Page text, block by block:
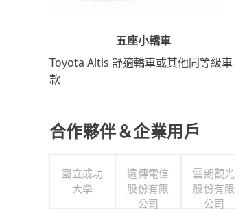
五座小轎車
Toyota Altis 舒適轎車或其他同等級車
款
合作夥伴＆企業用戶
國立成功
大學
遠傳電信
股份有限
公司
雲朗觀光
股份有限
公司